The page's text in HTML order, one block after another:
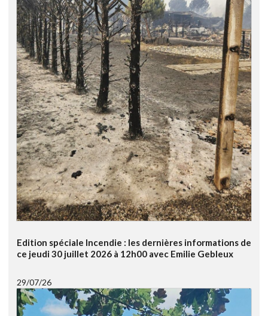
Edition spéciale Incendie : les dernières informations de
ce jeudi 30 juillet 2026 à 12h00 avec Emilie Gebleux
29/07/26